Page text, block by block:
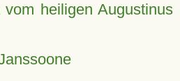
vom heiligen Augustinus